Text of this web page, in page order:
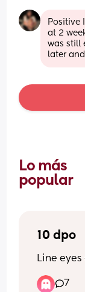
Positive
at 2
was still
later
Lo más
popular
10 dpo
Line
7